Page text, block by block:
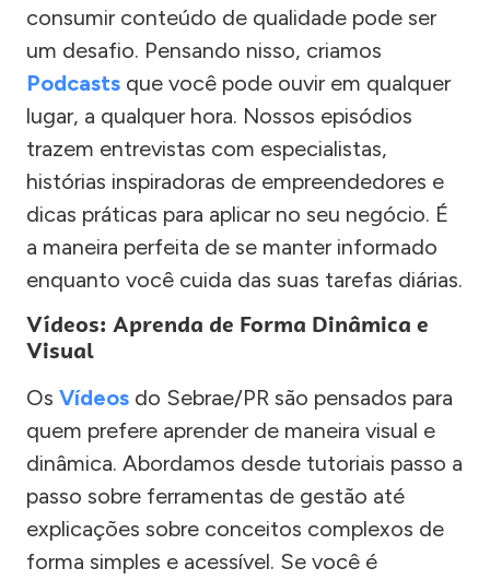
consumir conteúdo de qualidade pode ser
um desafio. Pensando nisso, criamos
Podcasts que você pode ouvir em qualquer
lugar, a qualquer hora. Nossos episódios
trazem entrevistas com especialistas,
histórias inspiradoras de empreendedores e
dicas práticas para aplicar no seu negócio. É
a maneira perfeita de se manter informado
enquanto você cuida das suas tarefas diárias.
Vídeos: Aprenda de Forma Dinâmica e
Visual
Os Vídeos do Sebrae/PR são pensados para
quem prefere aprender de maneira visual e
dinâmica. Abordamos desde tutoriais passo a
passo sobre ferramentas de gestão até
explicações sobre conceitos complexos de
forma simples e acessível. Se você é